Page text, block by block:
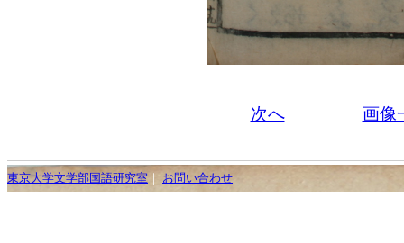
次へ 画像
東京大学文学部国語研究室 お問い合わせ